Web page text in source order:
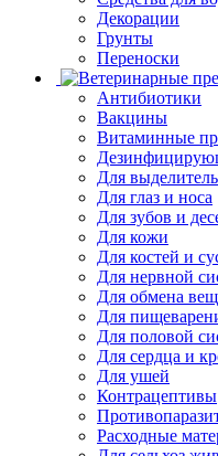
Декорации
Грунты
Переноски
Антибиотики
Вакцины
Витаминные
Для
Для глаз и носа
Для зубов и
Для кожи
Для костей и
Для нервной
Для обмена
Для
Для половой
Для сердца и
Для ушей
Контрацептивы
Расходные